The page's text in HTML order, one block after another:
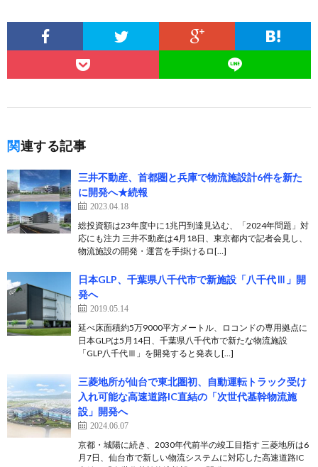
関連する記事
三井不動産、首都圏と兵庫で物流施設計6件を新た
に開発へ★続報
2023.04.18
総投資額は23年度中に1兆円到達見込む、「2024年問題」対
応にも注力 三井不動産は4月18日、東京都内で記者会見し、
物流施設の開発・運営を手掛けるロ[…]
日本GLP、千葉県八千代市で新施設「八千代Ⅲ」開
発へ
2019.05.14
延べ床面積約5万9000平方メートル、ロコンドの専用拠点に
日本GLPは5月14日、千葉県八千代市で新たな物流施設
「GLP八千代Ⅲ」を開発すると発表し[…]
三菱地所が仙台で東北圏初、自動運転トラック受け
入れ可能な高速道路IC直結の「次世代基幹物流施
設」開発へ
2024.06.07
京都・城陽に続き、2030年代前半の竣工目指す 三菱地所は6
月7日、仙台市で新しい物流システムに対応した高速道路IC